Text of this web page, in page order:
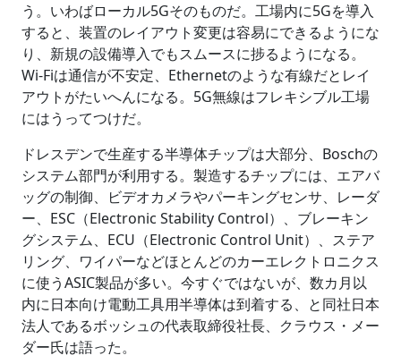
う。いわばローカル5Gそのものだ。工場内に5Gを導入
すると、装置のレイアウト変更は容易にできるようにな
り、新規の設備導入でもスムースに捗るようになる。
Wi-Fiは通信が不安定、Ethernetのような有線だとレイ
アウトがたいへんになる。5G無線はフレキシブル工場
にはうってつけだ。
ドレスデンで生産する半導体チップは大部分、Boschの
システム部門が利用する。製造するチップには、エアバ
ッグの制御、ビデオカメラやパーキングセンサ、レーダ
ー、ESC（Electronic Stability Control）、ブレーキン
グシステム、ECU（Electronic Control Unit）、ステア
リング、ワイパーなどほとんどのカーエレクトロニクス
に使うASIC製品が多い。今すぐではないが、数カ月以
内に日本向け電動工具用半導体は到着する、と同社日本
法人であるボッシュの代表取締役社長、クラウス・メー
ダー氏は語った。